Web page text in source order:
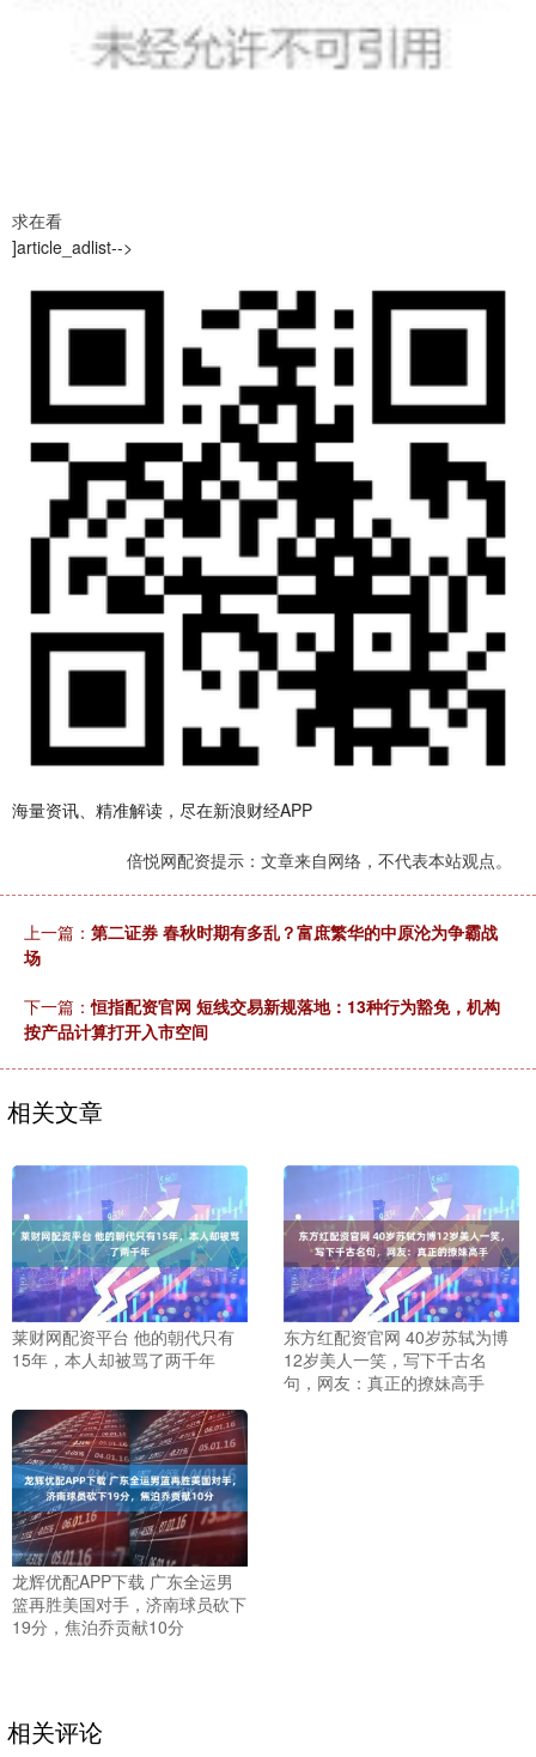
求在看
]article_adlist-->
海量资讯、精准解读，尽在新浪财经APP
倍悦网配资提示：文章来自网络，不代表本站观点。
上一篇： 第二证券 春秋时期有多乱？富庶繁华的中原沦为争霸战
场
下一篇：恒指配资官网 短线交易新规落地：13种行为豁免，机构
按产品计算打开入市空间
相关文章
莱财网配资平台 他的朝代只有
15年，本人却被骂了两千年
东方红配资官网 40岁苏轼为博
12岁美人一笑，写下千古名
句，网友：真正的撩妹高手
龙辉优配APP下载 广东全运男
篮再胜美国对手，济南球员砍下
19分，焦泊乔贡献10分
相关评论